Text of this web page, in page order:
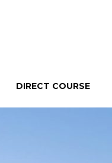
DIRECT COURSE